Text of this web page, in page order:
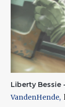
Liberty Bessie
VandenHende